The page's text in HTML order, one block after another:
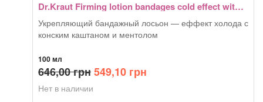
Dr.Kraut Firming lotion bandages cold effect with horse chestnut and menthol 100 мл
Укрепляющий бандажный лосьон — еффект холода с
конским каштаном и ментолом
100 мл
646,00грнПервоначальная
549,10 грн
Нет в наличии